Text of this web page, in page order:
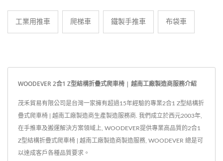
工業用推車 爬梯車 鐵製手推車 布袋車
WOODEVER 2合1 Z型結構折疊式爬車椅 | 越南工廠製造商服務介紹
茂禾貿易有限公司是台灣一家擁有超過15年經驗的專業2合1 Z型結構折
疊式爬車椅 | 越南工廠製造商生產製造服務商. 我們成立於西元2003年,
在手推車及搬運解決方案領域上, WOODEVER提供專業高品質的2合1
Z型結構折疊式爬車椅 | 越南工廠製造商製造服務, WOODEVER 總是可
以達成客戶各種品質要求。